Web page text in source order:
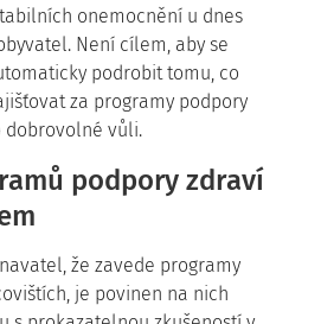
onemocnění u dnes
Není cílem, aby se
podrobit tomu, co
za programy podpory
dobrovolné vůli.
podpory zdraví
že zavede programy
je povinen na nich